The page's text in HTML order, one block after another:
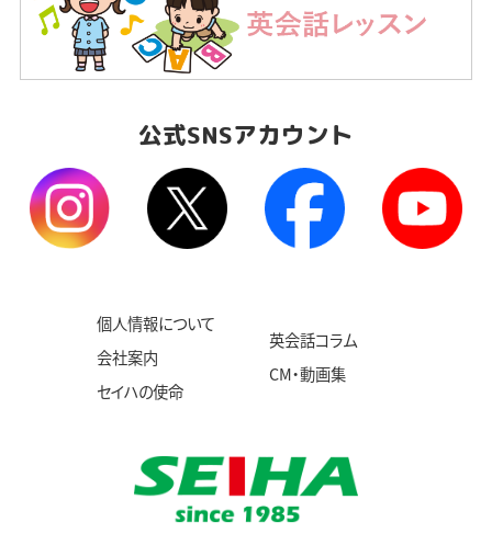
公式SNSアカウント
個人情報について
会社案内
セイハの使命
英会話コラム
CM・動画集